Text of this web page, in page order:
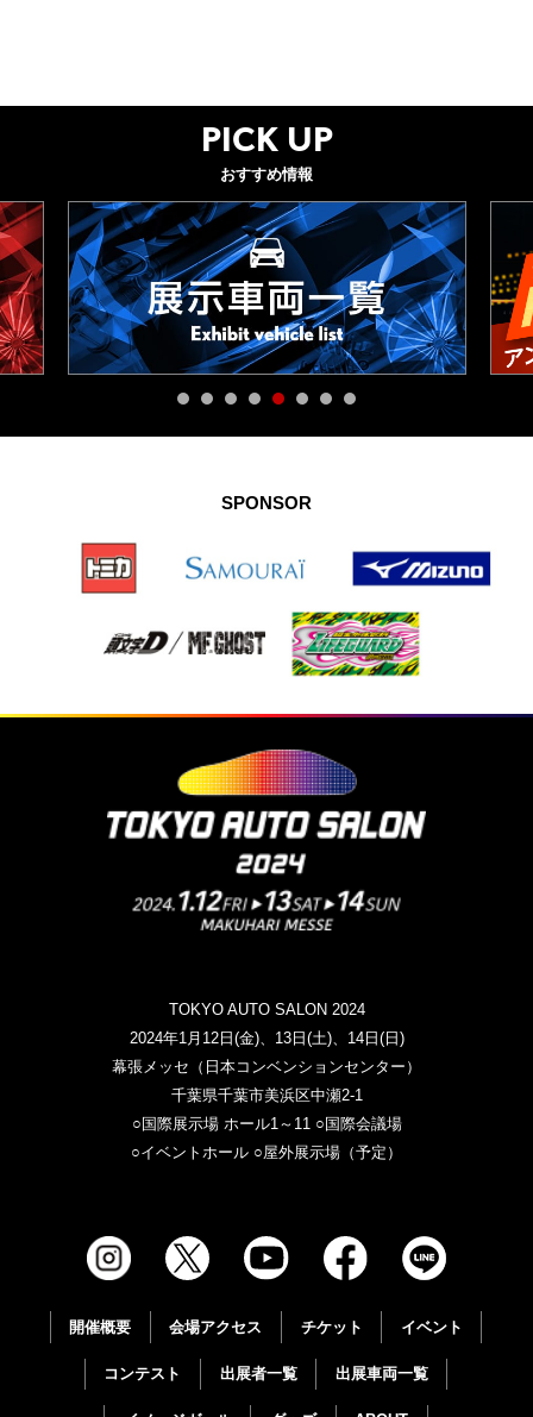
PICK UP
おすすめ情報
SPONSOR
TOKYO AUTO SALON 2024
2024年1月12日(金)、13日(土)、14日(日)
幕張メッセ（日本コンベンションセンター）
千葉県千葉市美浜区中瀬2-1
○国際展示場 ホール1～11 ○国際会議場
○イベントホール ○屋外展示場（予定）
開催概要 会場アクセス チケット イベント
コンテスト 出展者一覧 出展車両一覧